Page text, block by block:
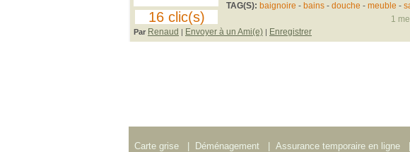
16 clic(s)
TAG(S): baignoire - bains- douche - meuble -
Par Renaud | Envoyer à un Ami(e) | Enregistrer
1
Carte grise Déménagement Assurance temporaire en ligne